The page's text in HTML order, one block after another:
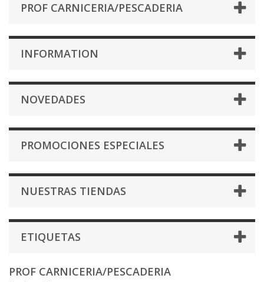
PROF CARNICERIA/PESCADERIA
INFORMATION
NOVEDADES
PROMOCIONES ESPECIALES
NUESTRAS TIENDAS
ETIQUETAS
PROF CARNICERIA/PESCADERIA